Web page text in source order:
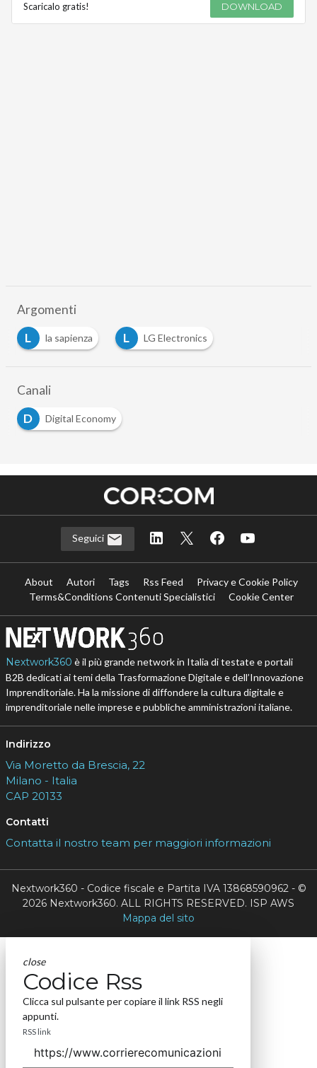
Scaricalo gratis! DOWNLOAD
Argomenti
L
la sapienza L LG Electronics
Canali
D
Digital Economy
Seguici
About Autori Tags Rss Feed
Privacy e Cookie Policy
Terms&Conditions Contenuti Specialistici
Cookie Center
Nextwork360 è il più grande network in Italia di testate e portali
B2B dedicati ai temi della Trasformazione Digitale e dell’Innovazione
Imprenditoriale. Ha la missione di diffondere la cultura digitale e
imprenditoriale nelle imprese e pubbliche amministrazioni italiane.
Indirizzo
Via Moretto da Brescia, 22
Milano - Italia
CAP 20133
Contatti
Contatta il nostro team per maggiori informazioni
Nextwork360 - Codice fiscale e Partita IVA 13868590962 - ©
2026 Nextwork360. ALL RIGHTS RESERVED. ISP AWS
Mappa del sito
close
Codice Rss
Clicca sul pulsante per copiare il link RSS negli
appunti.
RSS link